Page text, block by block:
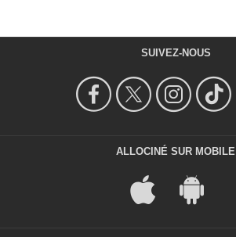
SUIVEZ-NOUS
ALLOCINÉ SUR MOBILE